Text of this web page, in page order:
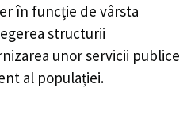
în funcție de vârsta
structurii
unor servicii publice
al populației.